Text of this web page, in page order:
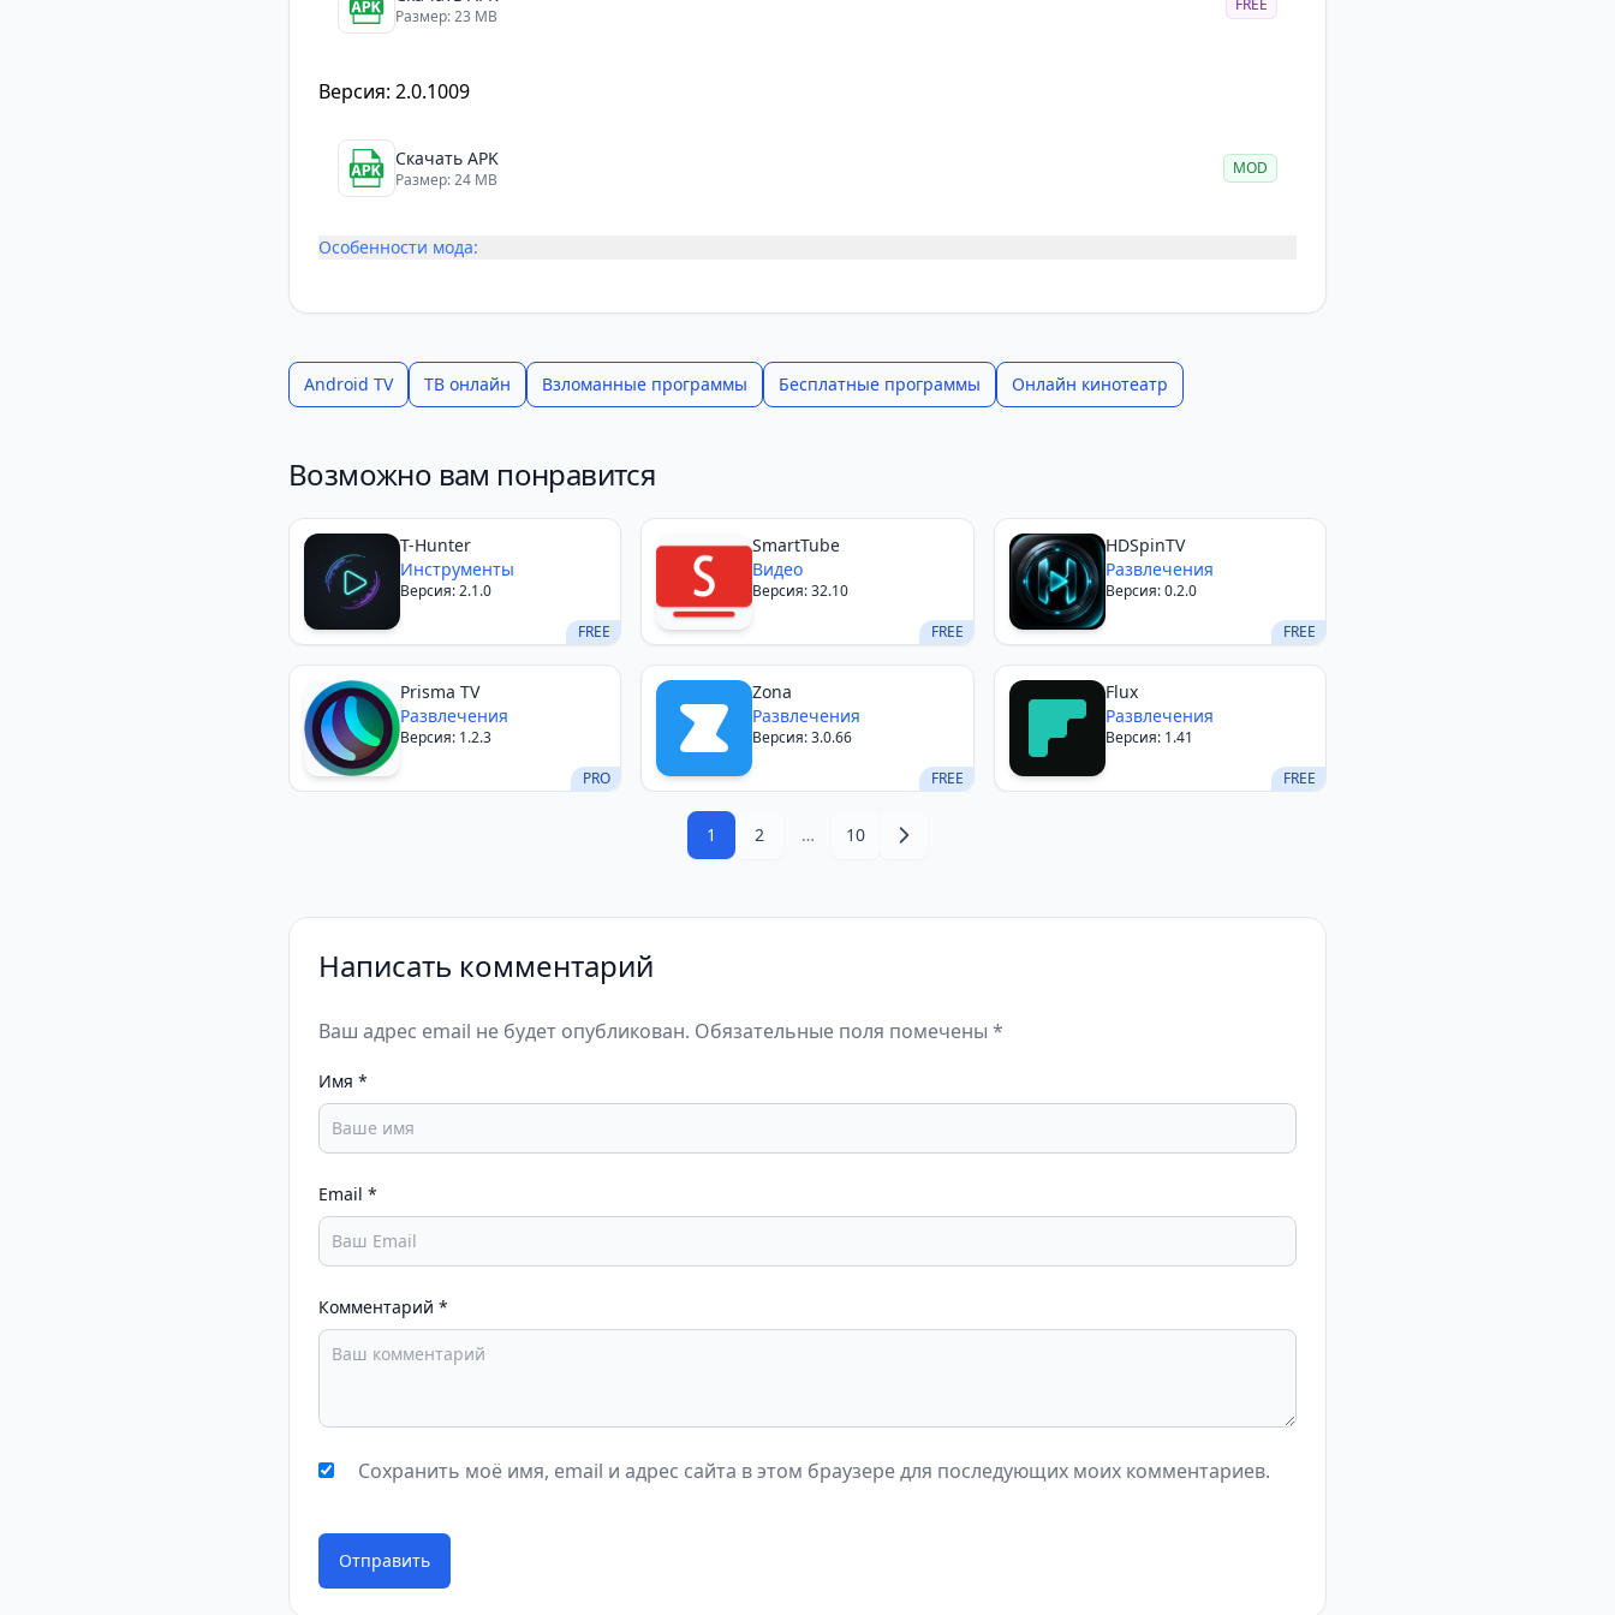
Размер: 23 MB
FREE
Версия: 2.0.1009
Скачать APK
Размер: 24 MB
MOD
Особенности мода:
Android TV ТВ онлайн Взломанные программы Бесплатные программы Онлайн кинотеатр
Возможно вам понравится
FREE
T-Hunter
Инструменты
Версия: 2.1.0
FREE
SmartTube
Видео
Версия: 32.10
FREE
HDSpinTV
Развлечения
Версия: 0.2.0
PRO
Prisma TV
Развлечения
Версия: 1.2.3
FREE
Zona
Развлечения
Версия: 3.0.66
FREE
Flux
Развлечения
Версия: 1.41
1 2 … 10
Написать комментарий
Ваш адрес email не будет опубликован. Обязательные поля помечены *
Имя *
Email *
Комментарий *
Сохранить моё имя, email и адрес сайта в этом браузере для последующих моих комментариев.
Отправить